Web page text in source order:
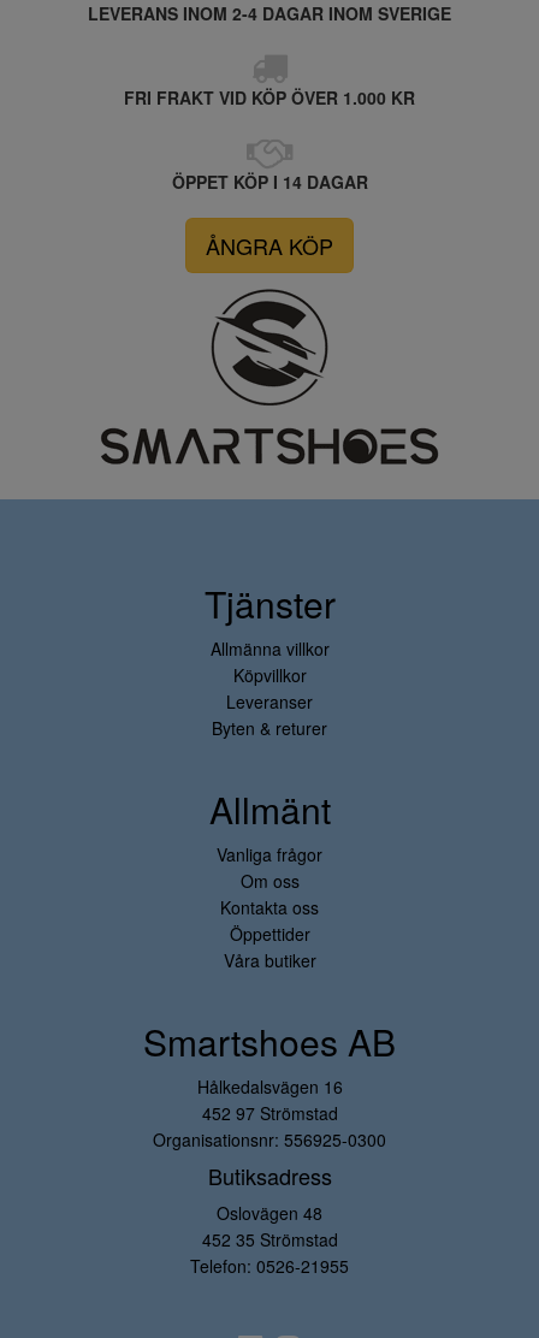
LEVERANS INOM 2-4 DAGAR INOM SVERIGE
FRI FRAKT VID KÖP ÖVER 1.000 KR
ÖPPET KÖP I 14 DAGAR
ÅNGRA KÖP
Tjänster
Allmänna villkor
Köpvillkor
Leveranser
Byten & returer
Allmänt
Vanliga frågor
Om oss
Kontakta oss
Öppettider
Våra butiker
Smartshoes AB
Hålkedalsvägen 16
452 97 Strömstad
Organisationsnr: 556925-0300
Butiksadress
Oslovägen 48
452 35 Strömstad
Telefon: 0526-21955